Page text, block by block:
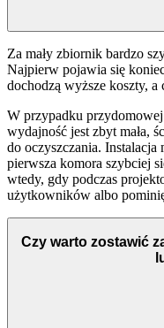
Za mały zbiornik bardzo
Najpierw pojawia się
dochodzą wyższe koszty, a
W przypadku
wydajność jest zbyt mała,
do oczyszczania. Instalacja
pierwsza komora szybciej
wtedy, gdy podczas
użytkowników albo
Czy warto zostawić